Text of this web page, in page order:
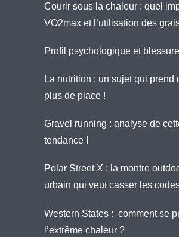
Courir sous la chaleur : quel
VO2max et l’utilisation des
Profil psychologique et
La nutrition : un sujet qui prend
plus de place !
Gravel running : analyse de
tendance !
Polar Street X : la montre
urbain qui veut casser les
Western States : comment se
l’extrême chaleur ?